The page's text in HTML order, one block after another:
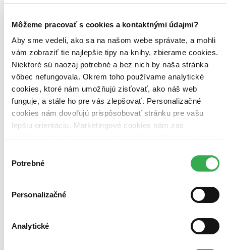
Môžeme pracovať s cookies a kontaktnými údajmi?
Aby sme vedeli, ako sa na našom webe správate, a mohli
vám zobraziť tie najlepšie tipy na knihy, zbierame cookies.
Niektoré sú naozaj potrebné a bez nich by naša stránka
vôbec nefungovala. Okrem toho používame analytické
cookies, ktoré nám umožňujú zisťovať, ako náš web
funguje, a stále ho pre vás zlepšovať. Personalizačné
cookies nám dovoľujú prispôsobovať stránku pre vašu
lepšiu orientáciu. Marketingové cookies nám zas
keby sme mohli používať všetky tieto cookies. Ďakujeme!
súhlasu
Potrebné
Personalizačné
Analytické